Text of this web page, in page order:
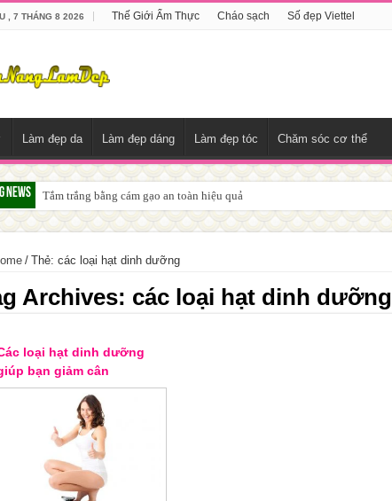
, 7 THÁNG 8 2026 Thế Giới Ẩm Thực Cháo sạch Số đẹp Viettel
Làm đẹp da Làm đẹp dáng Làm đẹp tóc Chăm sóc cơ thể
News Tắm trắng bằng cám gạo an toàn hiệu quả
/ Thẻ: các loại hạt dinh dưỡng
Archives: các loại hạt dinh dưỡng
loại hạt dinh dưỡng
bạn giảm cân